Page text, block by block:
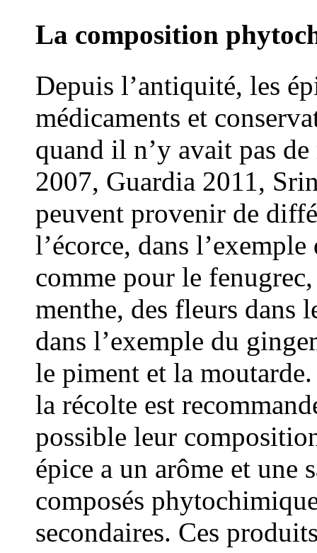
La composition
Depuis l’antiquité, les
médicaments et
quand il n’y avait pas
2007, Guardia 2011,
peuvent provenir de
l’écorce, dans
comme pour le
menthe, des fleurs dans
dans l’exemple du
le piment et la
la récolte est
possible leur
épice a un arôme et une
composés
secondaires. Ces